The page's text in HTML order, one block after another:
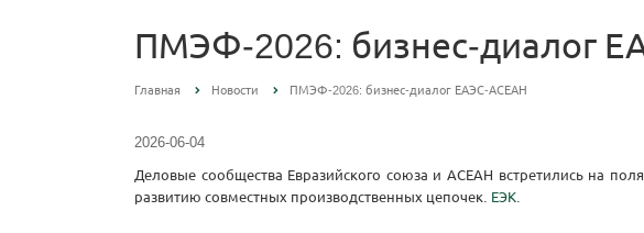
ПМЭФ-2026: бизнес-диалог
Главная Новости ПМЭФ-2026: бизнес-диалог ЕАЭС-АСЕАН
2026-06-04
Деловые сообщества Евразийского союза и АСЕАН встретились на
развитию совместных производственных цепочек. ЕЭК